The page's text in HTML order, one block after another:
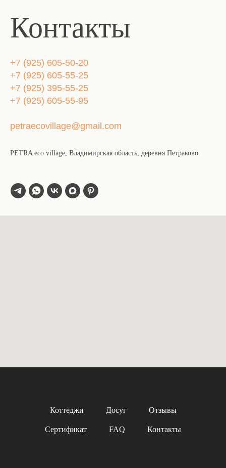
Контакты
+7 (925) 605-50-20
+7 (925) 605-55-25
+7 (925) 395-55-25
+7 (925) 605-55-95
petraecovillage@gmail.com
PETRA eco village, Владимирская область, деревня Петраково
Коттеджи Досуг Отзывы
Сертификат FAQ Контакты